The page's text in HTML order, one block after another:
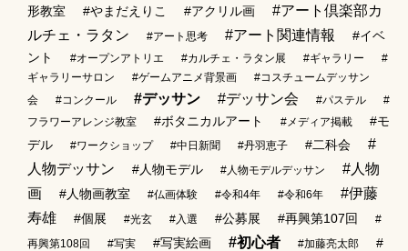
形教室
#やまだえりこ #アクリル画
#アート倶楽部カ
ルチェ・ラタン
#アート思考 #アート関連情報
#イベ
ント
#オープンアトリエ #カルチェ・ラタン展 #ギャラリー
#
ギャラリーサロン
#ゲームアニメ背景画
#コスチュームデッサン
会
#コンクール #デッサン #デッサン会 #パステル
#
フラワーアレンジ教室
#ボタニカルアート #メディア掲載
#モ
デル
#ワークショップ #中日新聞 #丹羽恵子 #二科会
#
人物デッサン
#人物モデル #人物モデルデッサン
#人物
画
#人物画教室 #仏画体験 #令和4年 #令和6年
#伊藤
寿雄
#個展 #光玄 #入選 #公募展 #再興第107回
#
再興第108回
#写実 #写実絵画 #初心者 #加藤亮太郎
#